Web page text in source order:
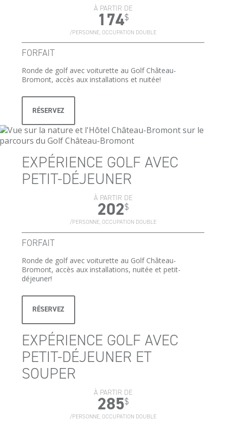
À PARTIR DE
174$
/PERSONNE, OCCUPATION DOUBLE
FORFAIT
Ronde de golf avec voiturette au Golf Château-
Bromont, accès aux installations et nuitée!
RÉSERVEZ
EXPÉRIENCE GOLF AVEC
PETIT-DÉJEUNER
À PARTIR DE
202$
/PERSONNE, OCCUPATION DOUBLE
FORFAIT
Ronde de golf avec voiturette au Golf Château-
Bromont, accès aux installations, nuitée et petit-
déjeuner!
RÉSERVEZ
EXPÉRIENCE GOLF AVEC
PETIT-DÉJEUNER ET
SOUPER
À PARTIR DE
285$
/PERSONNE, OCCUPATION DOUBLE